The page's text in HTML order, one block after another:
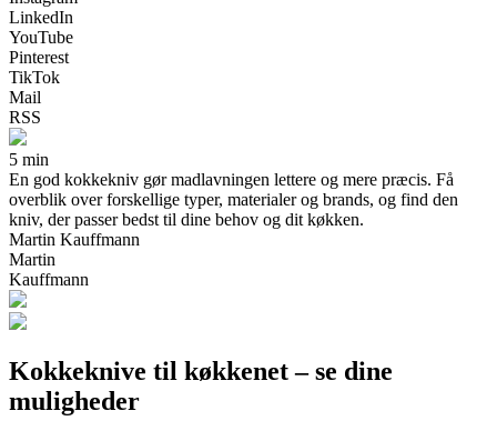
LinkedIn
YouTube
Pinterest
TikTok
Mail
RSS
5 min
En god kokkekniv gør madlavningen lettere og mere præcis. Få
overblik over forskellige typer, materialer og brands, og find den
kniv, der passer bedst til dine behov og dit køkken.
Martin Kauffmann
Martin
Kauffmann
Kokkeknive til køkkenet – se dine
muligheder